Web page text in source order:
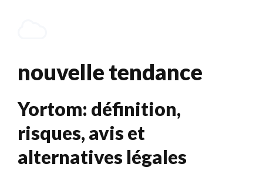
nouvelle tendance
Yortom: définition,
risques, avis et
alternatives légales